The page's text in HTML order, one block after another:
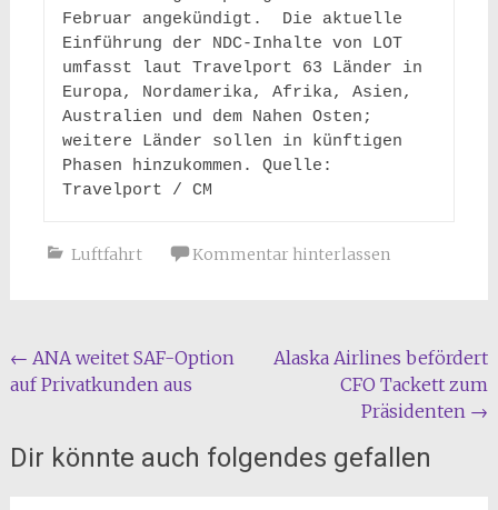
Februar angekündigt.  Die aktuelle
Einführung der NDC-Inhalte von LOT
umfasst laut Travelport 63 Länder in
Europa, Nordamerika, Afrika, Asien,
Australien und dem Nahen Osten;
weitere Länder sollen in künftigen
Phasen hinzukommen. Quelle:
Travelport / CM
Luftfahrt Kommentar hinterlassen
Beitragsnavigation
← ANA weitet SAF-Option
auf Privatkunden aus
Alaska Airlines befördert
CFO Tackett zum
Präsidenten →
Dir könnte auch folgendes gefallen